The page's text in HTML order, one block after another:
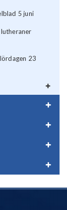
5 juni
23